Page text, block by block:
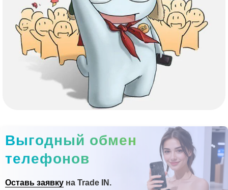
Выгодный обмен
телефонов
Оставь заявку на Trade IN.